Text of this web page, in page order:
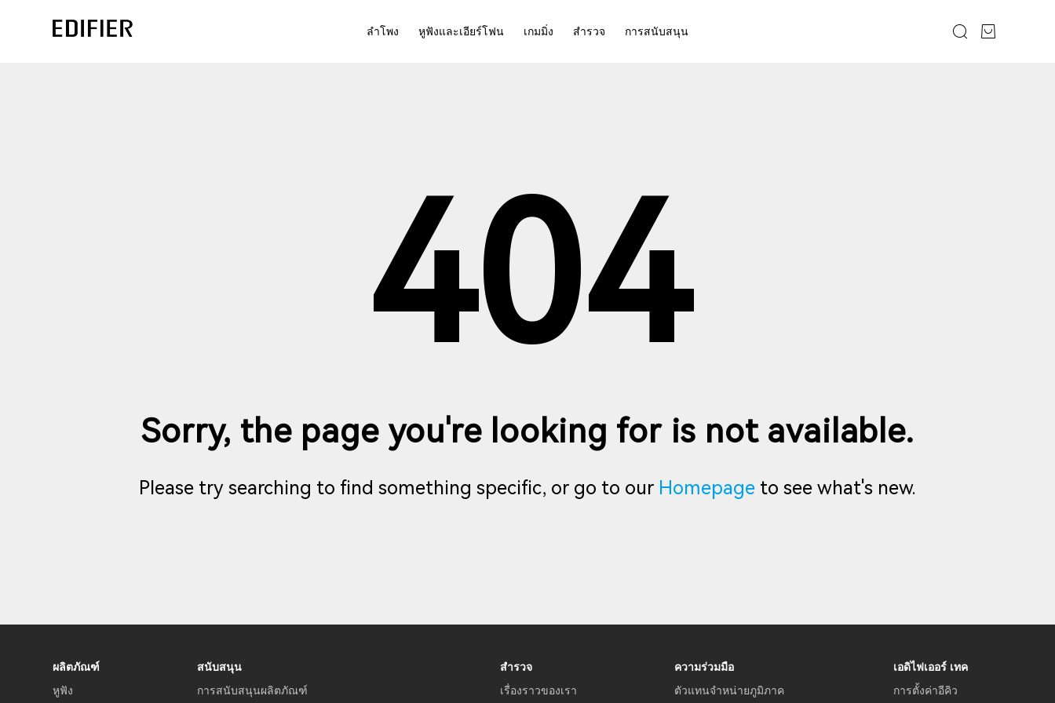
ลำโพง หูฟังและเอียร์โฟน เกมมิ่ง สำรวจ การสนับสนุน
404
Sorry, the page you're looking for is not available.
Please try searching to find something specific, or go to our Homepage to see what's new.
ผลิตภัณฑ์
หูฟัง
สนับสนุน
การสนับสนุนผลิตภัณฑ์
สำรวจ
เรื่องราวของเรา
ความร่วมมือ
ตัวแทนจำหน่ายภูมิภาค
เอดิไฟเออร์ เทค
การตั้งค่าอีคิว